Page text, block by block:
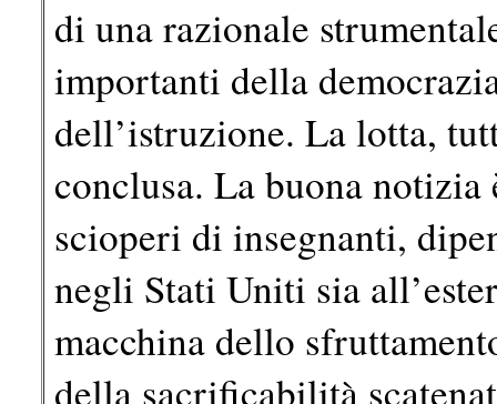
di una razionale
importanti della
dell’istruzione. La lotta,
conclusa. La buona notizia
scioperi di insegnanti,
negli Stati Uniti sia
macchina dello
della sacrificabilità